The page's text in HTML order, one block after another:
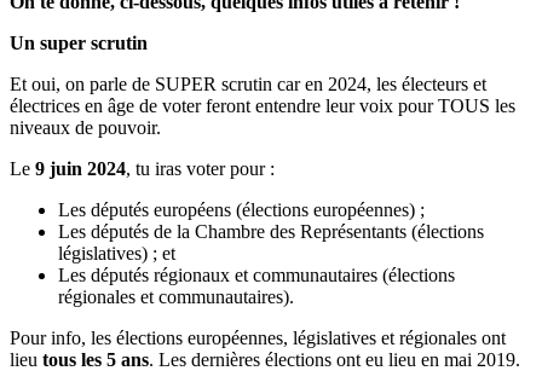
Un super scrutin
Et oui, on parle de SUPER scrutin car en 2024, les électeurs et
électrices en âge de voter feront entendre leur voix pour TOUS les
niveaux de pouvoir.
Le 9 juin 2024, tu iras voter pour :
Les députés européens (élections européennes) ;
Les députés de la Chambre des Représentants (élections
législatives) ; et
Les députés régionaux et communautaires (élections
régionales et communautaires).
Pour info, les élections européennes, législatives et régionales ont
lieu tous les 5 ans. Les dernières élections ont eu lieu en mai 2019.